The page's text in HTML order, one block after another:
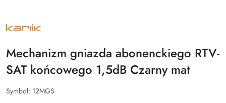
NAZWA
PRODUCENTA:
Mechanizm gniazda abonenckiego RTV-
SAT końcowego 1,5dB Czarny mat
Symbol: 12MGS